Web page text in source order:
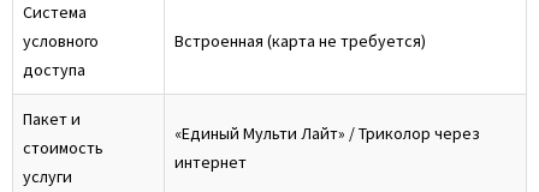
Система
условного
доступа
Встроенная (карта не требуется)
Пакет и
стоимость
услуги
«Единый Мульти Лайт» / Триколор через
интернет